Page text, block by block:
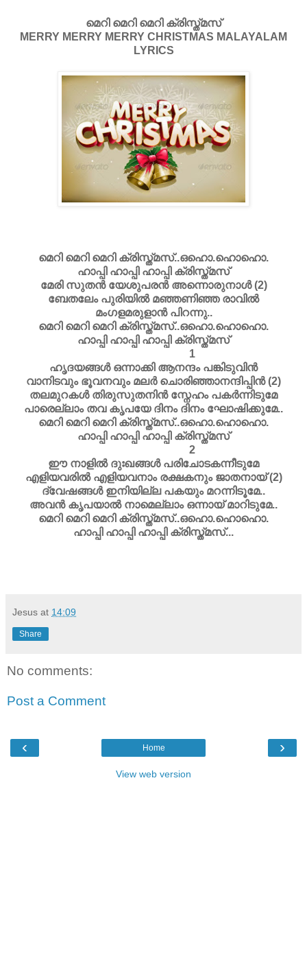
മെറി മെറി മെറി ക്രിസ്ത്മസ്‌
MERRY MERRY MERRY CHRISTMAS MALAYALAM
LYRICS
മെറി മെറി മെറി ക്രിസ്ത്മസ്‌..ഒഹൊ.ഹൊഹൊ.
ഹാപ്പി ഹാപ്പി ഹാപ്പി ക്രിസ്ത്മസ്‌
മേരി സുതന്‍ യേശുപരന്‍ അന്നൊരുനാള്‍ (2)
ബേതലേം പുരിയില്‍ മഞ്ഞണിഞ്ഞ രാവില്‍
മംഗളമരുളാന്‍ പിറന്നു..
മെറി മെറി മെറി ക്രിസ്ത്മസ്‌..ഒഹൊ.ഹൊഹൊ.
ഹാപ്പി ഹാപ്പി ഹാപ്പി ക്രിസ്ത്മസ്‌
1
ഹൃദയങ്ങള്‍ ഒന്നാക്കി ആനന്ദം പങ്കിടുവിന്‍
വാനിടവും ഭൂവനവും മലര്‍ ചൊരിഞ്ഞാനന്ദിപ്പിന്‍ (2)
തലമുറകള്‍ തിരുസുതനിന്‍ സ്നേഹം പകര്‍ന്നിടുമേ
പാരെല്ലാം തവ കൃപയേ ദിനം ദിനം ഘോഷിക്കുമേ..
മെറി മെറി മെറി ക്രിസ്ത്മസ്‌..ഒഹൊ.ഹൊഹൊ.
ഹാപ്പി ഹാപ്പി ഹാപ്പി ക്രിസ്ത്മസ്‌
2
ഈ നാളില്‍ ദുഃഖങ്ങള്‍ പരിചോടകന്നീടുമേ
എളിയവരില്‍ എളിയവനാം രക്ഷകനും ജാതനായ്‌ (2)
ദ്വേഷങ്ങള്‍ ഇനിയില്ല പകയും മറന്നിടൂമേ..
അവന്‍ കൃപയാല്‍ നാമെല്ലാം ഒന്നായ്‌ മാറിടുമേ..
മെറി മെറി മെറി ക്രിസ്ത്മസ്‌..ഒഹൊ.ഹൊഹൊ.
ഹാപ്പി ഹാപ്പി ഹാപ്പി ക്രിസ്ത്മസ്‌...
Jesus at 14:09
Share
No comments:
Post a Comment
‹ ›
Home
View web version